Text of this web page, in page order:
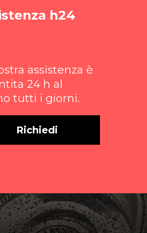
h24
assistenza è
24 h al
tutti i giorni.
Richiedi